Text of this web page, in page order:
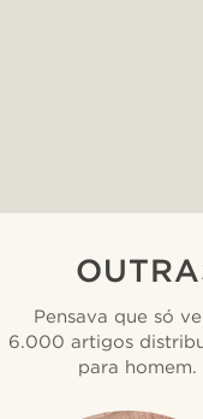
Pensava que só
6.000 artigos
para